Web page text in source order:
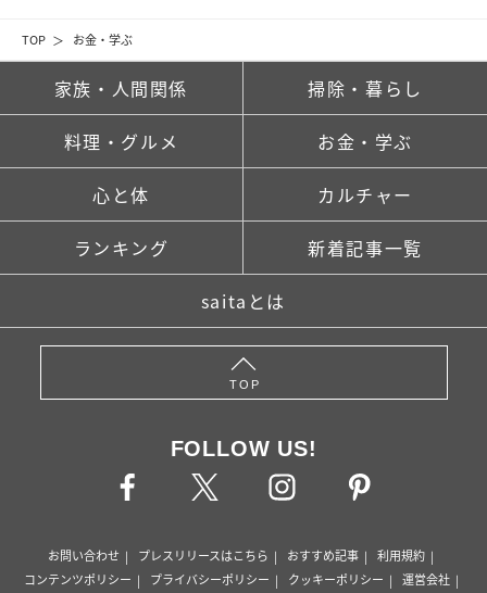
TOP お金・学ぶ
家族・人間関係 掃除・暮らし
料理・グルメ お金・学ぶ
心と体 カルチャー
ランキング 新着記事一覧
saitaとは
TOP
FOLLOW US!
お問い合わせ プレスリリースはこちら おすすめ記事
利用規約
コンテンツポリシー
プライバシーポリシー クッキーポリシー 運営会社